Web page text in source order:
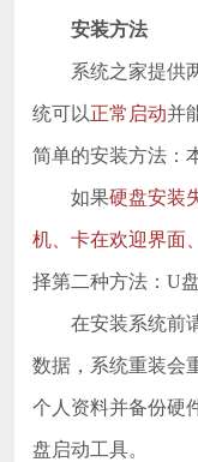
安装方法
系统之家提供两
统可以正常启动并
简单的安装方法：
如果硬盘安装
机、卡在欢迎界面
择第二种方法：U
在安装系统前请
数据，系统重装会
个人资料并备份硬
盘启动工具。